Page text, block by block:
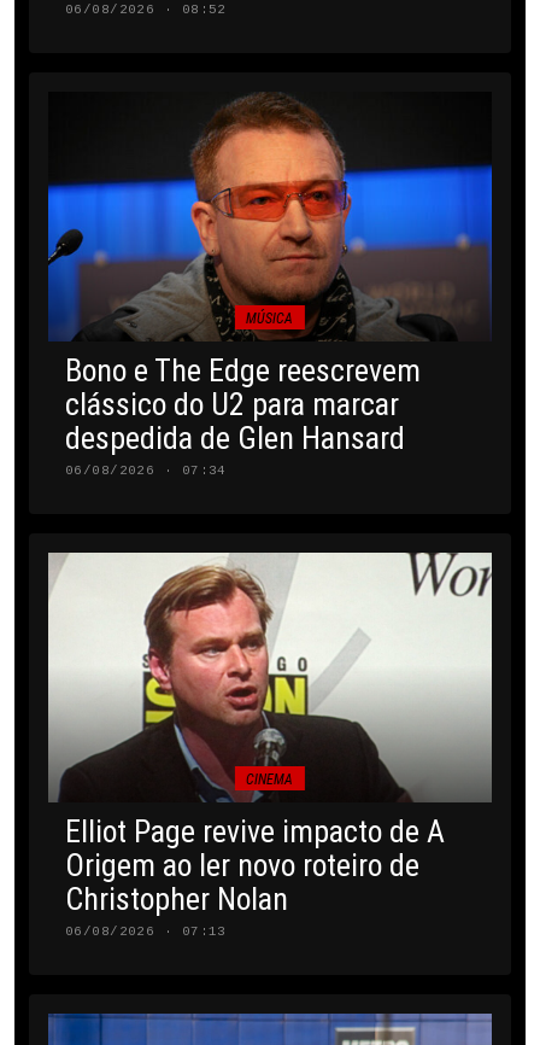
06/08/2026 · 08:52
MÚSICA
Bono e The Edge reescrevem
clássico do U2 para marcar
despedida de Glen Hansard
06/08/2026 · 07:34
CINEMA
Elliot Page revive impacto de A
Origem ao ler novo roteiro de
Christopher Nolan
06/08/2026 · 07:13